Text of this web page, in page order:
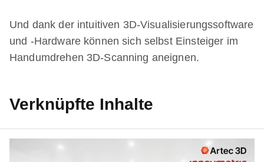
Und dank der intuitiven 3D-Visualisierungssoftware
und -Hardware können sich selbst Einsteiger im
Handumdrehen 3D-Scanning aneignen.
Verknüpfte Inhalte